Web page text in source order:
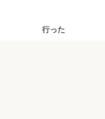
行った